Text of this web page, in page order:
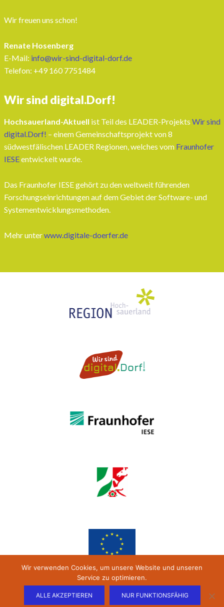
Wir freuen uns schon!
Renate Hosenberg
E-Mail: info@wir-sind-digital-dorf.de
Telefon: ‭+49 160 7751484‬
Wir sind digital.Dorf!
Hochsauerland-Aktuell ist Teil des LEADER-Projekts Wir sind
digital.Dorf! – einem Gemeinschaftsprojekt von 8
südwestfälischen LEADER Regionen, welches vom Fraunhofer
IESEentwickelt wurde.
Das Fraunhofer IESE gehört zu den weltweit führenden
Forschungseinrichtungen auf dem Gebiet der Software- und
Systementwicklungsmethoden.
Mehr unterwww.digitale-doerfer.de
Wir verwenden Cookies, um unsere Website und unseren
Service zu optimieren.
ALLE AKZEPTIEREN NUR FUNKTIONSFÄHIG